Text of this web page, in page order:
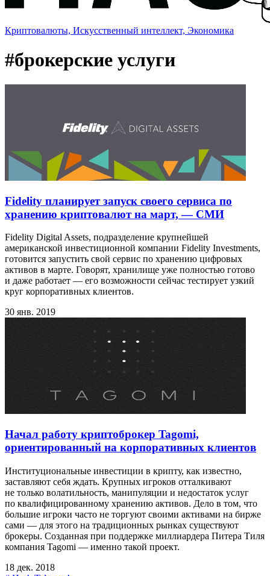
Криптовалюты, Искусственный интеллект, Экономика
#брокерские услуги
Fidelity планирует запуск своего сервиса по
хранению криптовалют на март, — СМИ
Fidelity Digital Assets, подразделение крупнейшей
американской инвестиционной компании Fidelity Investments,
готовится запустить свой сервис по хранению цифровых
активов в марте. Говорят, хранилище уже полностью готово
и даже работает — его возможности сейчас тестирует узкий
круг корпоративных клиентов.
30 янв. 2019
Начал работу криптоброкер Tagomi,
ориентированный на корпоративных клиентов
Институциональные инвестиции в крипту, как известно,
заставляют себя ждать. Крупных игроков отталкивают
не только волатильность, манипуляции и недостаток услуг
по квалифицированному хранению активов. Дело в том, что
большие игроки часто не торгуют своими активами на бирже
сами — для этого на традиционных рынках существуют
брокеры. Созданная при поддержке миллиардера Питера Тиля
компания Tagomi — именно такой проект.
18 дек. 2018